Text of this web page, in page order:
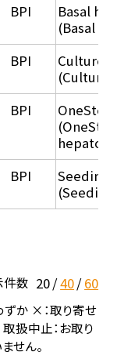
BPI
Basal
(Basal
BPI
Culture
(Culture
BPI
BPI
Seeding
件数 20 40 60
か ×：取り寄せ
扱中止：お取り
せん。